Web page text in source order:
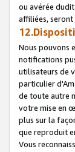
ou avérée
affiliées,
Nous pouvons
notifications
utilisateurs de
particulier
de toute autre
votre mise en
plus sur la
que reproduit
Vous